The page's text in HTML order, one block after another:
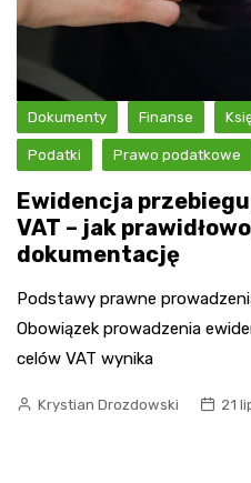
Dokumenty Finanse
Podatki Prawo podatkowe
Ewidencja
VAT – jak
dokumentację
Podstawy prawne
Obowiązek prowadzenia
celów VAT wynika
Krystian Drozdowski 21